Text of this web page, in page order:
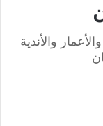
2026 | الأسماء والأعمار والأندية